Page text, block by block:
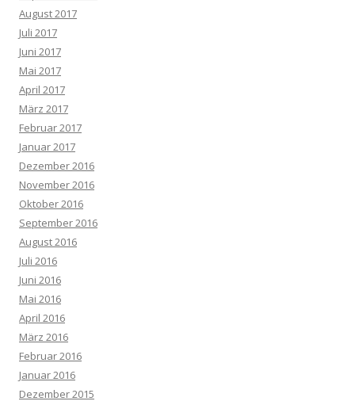
August 2017
Juli 2017
Juni 2017
Mai 2017
April 2017
März 2017
Februar 2017
Januar 2017
Dezember 2016
November 2016
Oktober 2016
September 2016
August 2016
Juli 2016
Juni 2016
Mai 2016
April 2016
März 2016
Februar 2016
Januar 2016
Dezember 2015